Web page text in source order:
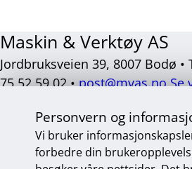
Personvern og
Vi bruker
forbedre din
post
Maskin & Verktøy AS
Jordbruksveien 39, 8007 Bodø •
75 52 59 02 •post@mvas.no Se
Sosiale
medier